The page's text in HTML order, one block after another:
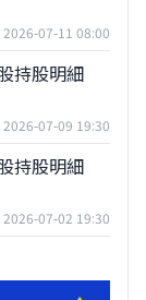
2026-07-11 08:00
持股明細
2026-07-09 19:30
持股明細
2026-07-02 19:30